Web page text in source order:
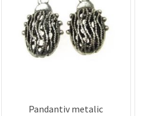
Pandantiv metalic